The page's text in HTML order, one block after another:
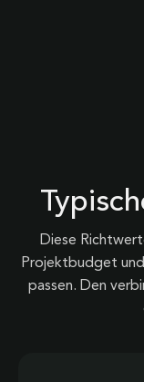
Diese
Projektbudget
passen. Den